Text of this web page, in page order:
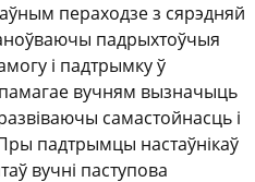
пераходзе з сярэдняй
падрыхтоўчыя
і падтрымку ў
вучням вызначыць
самастойнасць і
падтрымцы настаўнікаў
вучні паступова